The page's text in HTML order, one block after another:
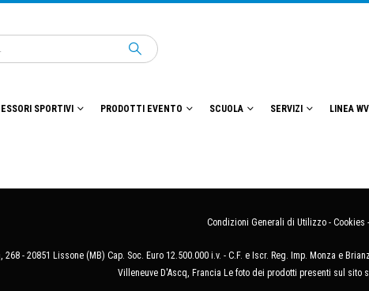
SPORTIVI PRODOTTI EVENTO SCUOLA SERVIZI LINEA
Condizioni Generali di Utilizzo - Cookies -
- 20851 Lissone (MB) Cap. Soc. Euro 12.500.000 i.v. - C.F. e Iscr. Reg. Imp. Monza e
Villeneuve D'Ascq, Francia Le foto dei prodotti presenti sul sito